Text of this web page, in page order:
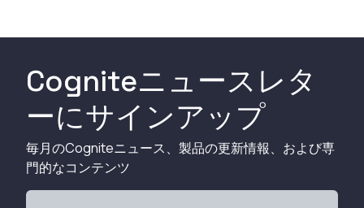
Cogniteニュースレタ
ーにサインアップ
毎月のCogniteニュース、製品の更新情報、および専
門的なコンテンツ